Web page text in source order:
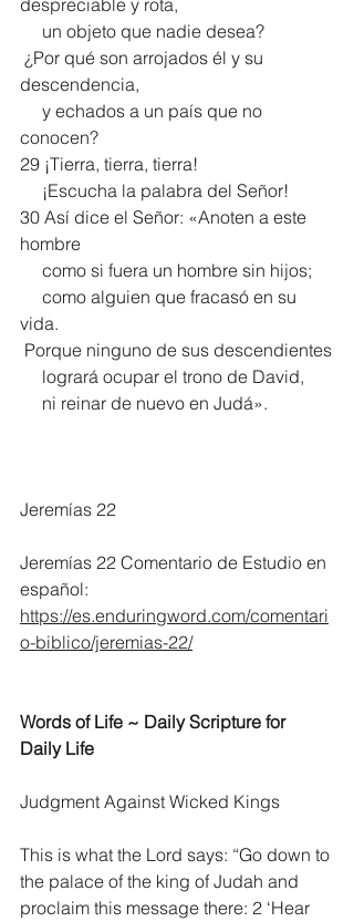
despreciable y rota,
     un objeto que nadie desea?
descendencia,
conocen?
29 ¡Tierra, tierra, tierra!
     ¡Escucha la palabra del Señor!
30 Así dice el Señor: «Anoten a este
hombre
     como si fuera un hombre sin hijos;
vida.
Porque ninguno de sus descendientes
     logrará ocupar el trono de David,
     ni reinar de nuevo en Judá».
Jeremías 22
Jeremías 22 Comentario de Estudio en
español:
https://es.enduringword.com/comentari
o-biblico/jeremias-22/
Words of Life ~ Daily Scripture for
Daily Life
Judgment Against Wicked Kings
This is what the Lord says: “Go down to
the palace of the king of Judah and
proclaim this message there: 2 ‘Hear